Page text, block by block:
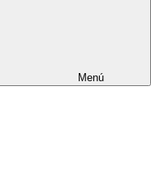
Menú